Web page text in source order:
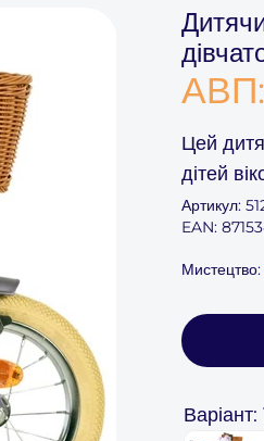
АВП:
Цей
дітей
Артикул:
EAN:
Мистецтво: